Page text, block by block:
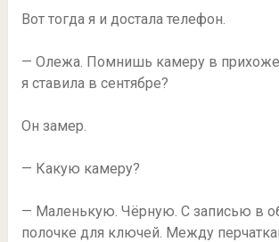
Вот тогда я и достала телефон.
— Олежа. Помнишь камеру в
я ставила в сентябре?
Он замер.
— Какую камеру?
— Маленькую. Чёрную. С записью в
полочке для ключей. Между